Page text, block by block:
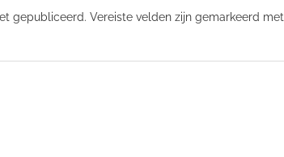
gepubliceerd. Vereiste velden zijn gemarkeerd met